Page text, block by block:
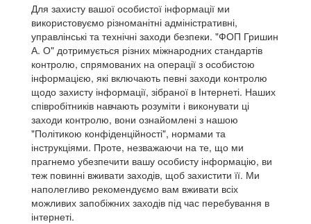
Для захисту вашої особистої інформації ми
використовуємо різноманітні адміністративні,
управлінські та технічні заходи безпеки. "ФОП Гришин
А. О" дотримується різних міжнародних стандартів
контролю, спрямованих на операції з особистою
інформацією, які включають певні заходи контролю
щодо захисту інформації, зібраної в Інтернеті. Наших
співробітників навчають розуміти і виконувати ці
заходи контролю, вони ознайомлені з нашою
"Політикою конфіденційності", нормами та
інструкціями. Проте, незважаючи на те, що ми
прагнемо убезпечити вашу особисту інформацію, ви
теж повинні вживати заходів, щоб захистити її. Ми
наполегливо рекомендуємо вам вживати всіх
можливих запобіжних заходів під час перебування в
інтернеті.